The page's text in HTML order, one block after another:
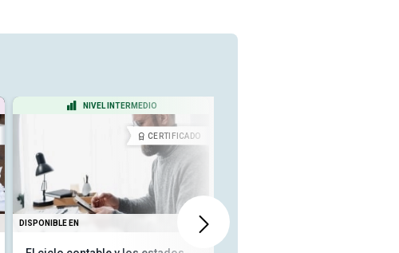
NIVEL INTERMEDIO
CERTIFICADO
DISPONIBLE EN